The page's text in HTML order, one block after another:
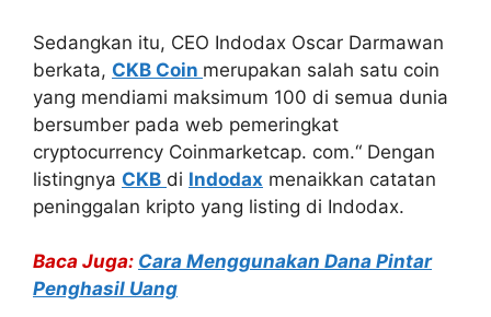
Sedangkan itu, CEO Indodax Oscar Darmawan
berkata, CKB Coin merupakan salah satu coin
yang mendiami maksimum 100 di semua dunia
bersumber pada web pemeringkat
cryptocurrency Coinmarketcap. com.“ Dengan
listingnya CKB di Indodax menaikkan catatan
peninggalan kripto yang listing di Indodax.
Baca Juga: Cara Menggunakan Dana Pintar
Penghasil Uang